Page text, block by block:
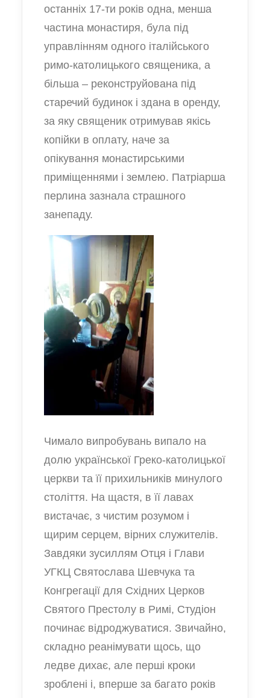
останніх 17-ти років одна, менша
частина монастиря, була під
управлінням одного італійського
римо-католицького священика, а
більша – реконструйована під
старечий будинок і здана в оренду,
за яку священик отримував якісь
копійки в оплату, наче за
опікування монастирськими
приміщеннями і землею. Патріарша
перлина зазнала страшного
занепаду.
Чимало випробувань випало на
долю української Греко-католицької
церкви та її прихильників минулого
століття. На щастя, в її лавах
вистачає, з чистим розумом і
щирим серцем, вірних служителів.
Завдяки зусиллям Отця і Глави
УГКЦ Святослава Шевчука та
Конгрегації для Східних Церков
Святого Престолу в Римі, Студіон
починає відроджуватися. Звичайно,
складно реанімувати щось, що
ледве дихає, але перші кроки
зроблені і, вперше за багато років